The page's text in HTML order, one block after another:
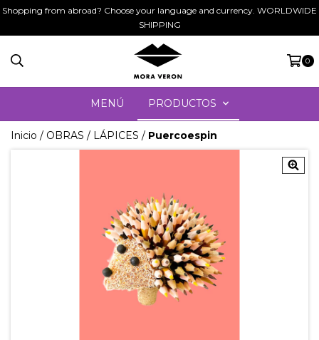
Shopping from abroad? Choose your language and currency. WORLDWIDE
SHIPPING
0
MENÚ PRODUCTOS
Inicio / OBRAS / LÁPICES / Puercoespin